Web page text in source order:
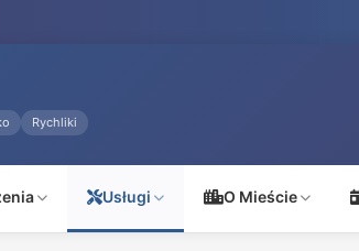
Rychliki
Usługi O Mieście